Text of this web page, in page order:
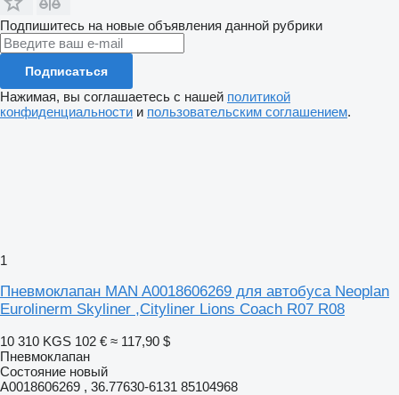
Подпишитесь на новые объявления данной рубрики
Подписаться
Нажимая, вы соглашаетесь с нашей политикой
конфиденциальности и пользовательским соглашением.
1
Пневмоклапан MAN A0018606269 для автобуса Neoplan
Eurolinerm Skyliner ,Cityliner Lions Coach R07 R08
10 310 KGS 102 € ≈ 117,90 $
Пневмоклапан
Состояние новый
A0018606269 , 36.77630-6131 85104968